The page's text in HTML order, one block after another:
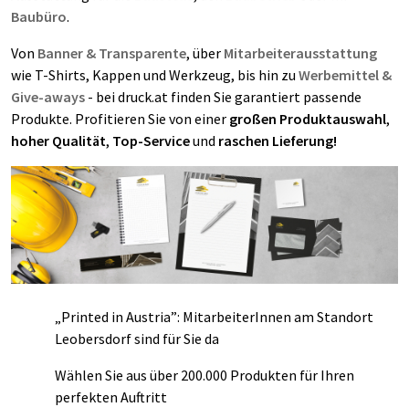
Baubüro.
Von Banner & Transparente, über Mitarbeiterausstattung
wie T-Shirts, Kappen und Werkzeug, bis hin zu Werbemittel &
Give-aways - bei druck.at finden Sie garantiert passende
Produkte. Profitieren Sie von einer großen Produktauswahl,
hoher Qualität, Top-Serviceund raschen Lieferung!
„Printed in Austria”: MitarbeiterInnen am Standort
Leobersdorf sind für Sie da
Wählen Sie aus über 200.000 Produkten für Ihren
perfekten Auftritt